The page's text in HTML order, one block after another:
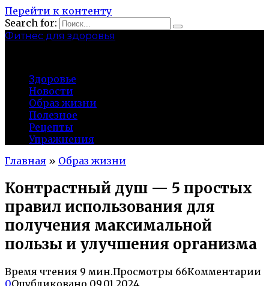
Перейти к контенту
Search for:
Фитнес для здоровья
Здоровье
Новости
Образ жизни
Полезное
Рецепты
Упражнения
Главная » Образ жизни
Контрастный душ — 5 простых
правил использования для
получения максимальной
пользы и улучшения организма
Время чтения 9 мин.Просмотры 66Комментарии
0Опубликовано 09.01.2024